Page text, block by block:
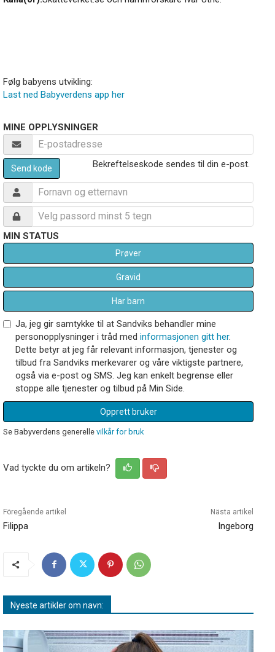
Følg babyens utvikling:
Last ned Babyverdens app her
MINE OPPLYSNINGER
Send kode Bekreftelseskode sendes til din e-post.
MIN STATUS
Prøver
Gravid
Har barn
Ja, jeg gir samtykke til at Sandviks behandler mine
personopplysninger i tråd med informasjonen gitt her.
Dette betyr at jeg får relevant informasjon, tjenester og
tilbud fra Sandviks merkevarer og våre viktigste partnere,
også via e-post og SMS. Jeg kan enkelt begrense eller
stoppe alle tjenester og tilbud på Min Side.
Opprett bruker
Se Babyverdens generelle vilkår for bruk
Vad tyckte du om artikeln?
Föregående artikel
Filippa
Nästa artikel
Ingeborg
Nyeste artikler om navn: